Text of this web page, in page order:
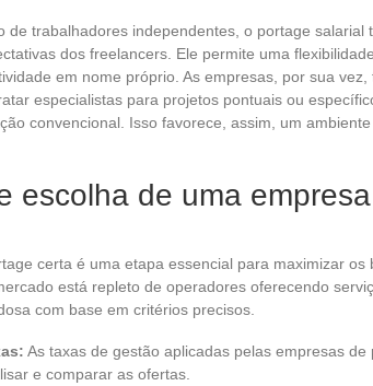
de trabalhadores independentes, o portage salarial
dos freelancers. Ele permite uma
em nome próprio. As empresas, por sua vez,
especialistas para projetos pontuais ou
convencional. Isso favorece, assim, um
escolha de uma
certa é uma etapa essencial para maximizar os
está repleto de operadores oferecendo
com base em critérios precisos.
As taxas de gestão aplicadas pelas empresas de
e comparar as ofertas.